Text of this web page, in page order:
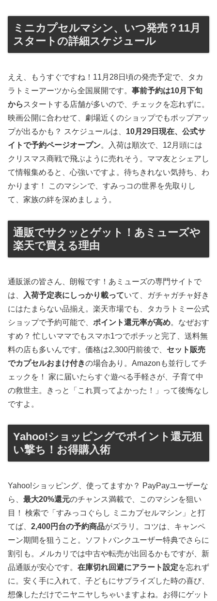
ミニカプセルマシン、いつ発売？11月
スタートの詳細スケジュール
ええ、もうすぐですね！11月28日頃の発売予定で、タカ
ラトミーアーツから全国展開です。 事前予約は10月下旬
から スタートする店舗が多いので、チェックを忘れずに。
映画公開に合わせて、劇場近くのショップでもポップアッ
プが出るかも？ スケジュールは、 10月29日現在、公式サ
イトで予約ページオープン。入荷は順次で、12月頭には
クリスマス商戦で飛ぶように売れそう。ママ友とシェアし
て情報集めると、心強いですよ。待ちきれない気持ち、わ
かります！ このマシンで、すみっコの世界を先取りし
て、家族の絆を深めましょう。
通販でサクッとゲット！あミューズや
楽天で買える理由
通販派の皆さん、朗報です！あミューズの専門サイトで
は、
入荷予定表にしっかり載っていて、ガチャガチャ好き
にはたまらない品揃え。楽天市場でも、タカラトミー公式
ショップで予約可能で、 ポイント還元率が高め。なぜおす
すめ？ 忙しいママでもスマホ1つでポチッと完了、送料無
料の店も多いんです。価格は2,300円前後で、 セット販売
でカプセルおまけ付きの場合あり。Amazonも並行してチ
ェックを！ 家に届いたらすぐ遊べる手軽さが、子育て中
の救世主。きっと「これ買ってよかった！」って後悔なし
ですよ。
Yahoo!ショッピングでポイント還元狙
い撃ち！お得購入術
Yahoo!ショッピング、使ってますか？ PayPayユーザーな
ら、 最大20%還元のチャンス満載で、このマシンを狙い
目！ 検索で「すみっコぐらし ミニカプセルマシン」と打
てば、 2,400円台の予約商品がズラリ。コツは、キャンペ
ーン期間を狙うこと。ソフトバンクユーザー特典でさらに
割引も。メルカリでは中古や転売が出回るかもですが、新
品通販が安心です。 在庫切れ回避にアラート設定を忘れず
に。安く手に入れて、子どもにサプライズした時の喜び、
想像しただけでニヤニヤしちゃいますよね。お得にゲット